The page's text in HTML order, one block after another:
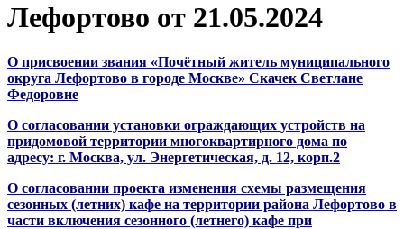
Лефортово от 21.05.2024
О присвоении звания «Почётный житель муниципального
округа Лефортово в городе Москве» Скачек Светлане
Федоровне
О согласовании установки ограждающих устройств на
придомовой территории многоквартирного дома по
адресу: г. Москва, ул. Энергетическая, д. 12, корп.2
О согласовании проекта изменения схемы размещения
сезонных (летних) кафе на территории района Лефортово в
части включения сезонного (летнего) кафе при